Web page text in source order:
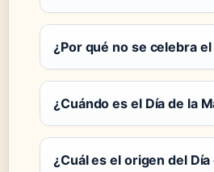
¿Por qué no se celebra
¿Cuándo es el Día de la
¿Cuál es el origen del